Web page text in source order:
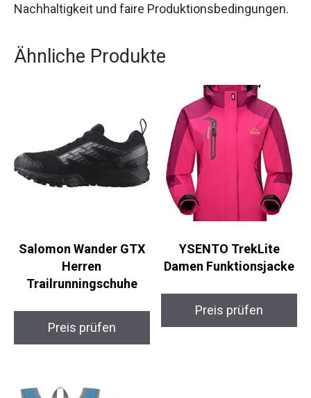
müssen. Die verschiedenen Zertifikate und
Nachhaltigkeit und faire
Ähnliche Produkte
Salomon Wander GTX
Herren
Trailrunningschuhe
Preis prüfen
YSENTO TrekLite
Damen Funktionsjacke